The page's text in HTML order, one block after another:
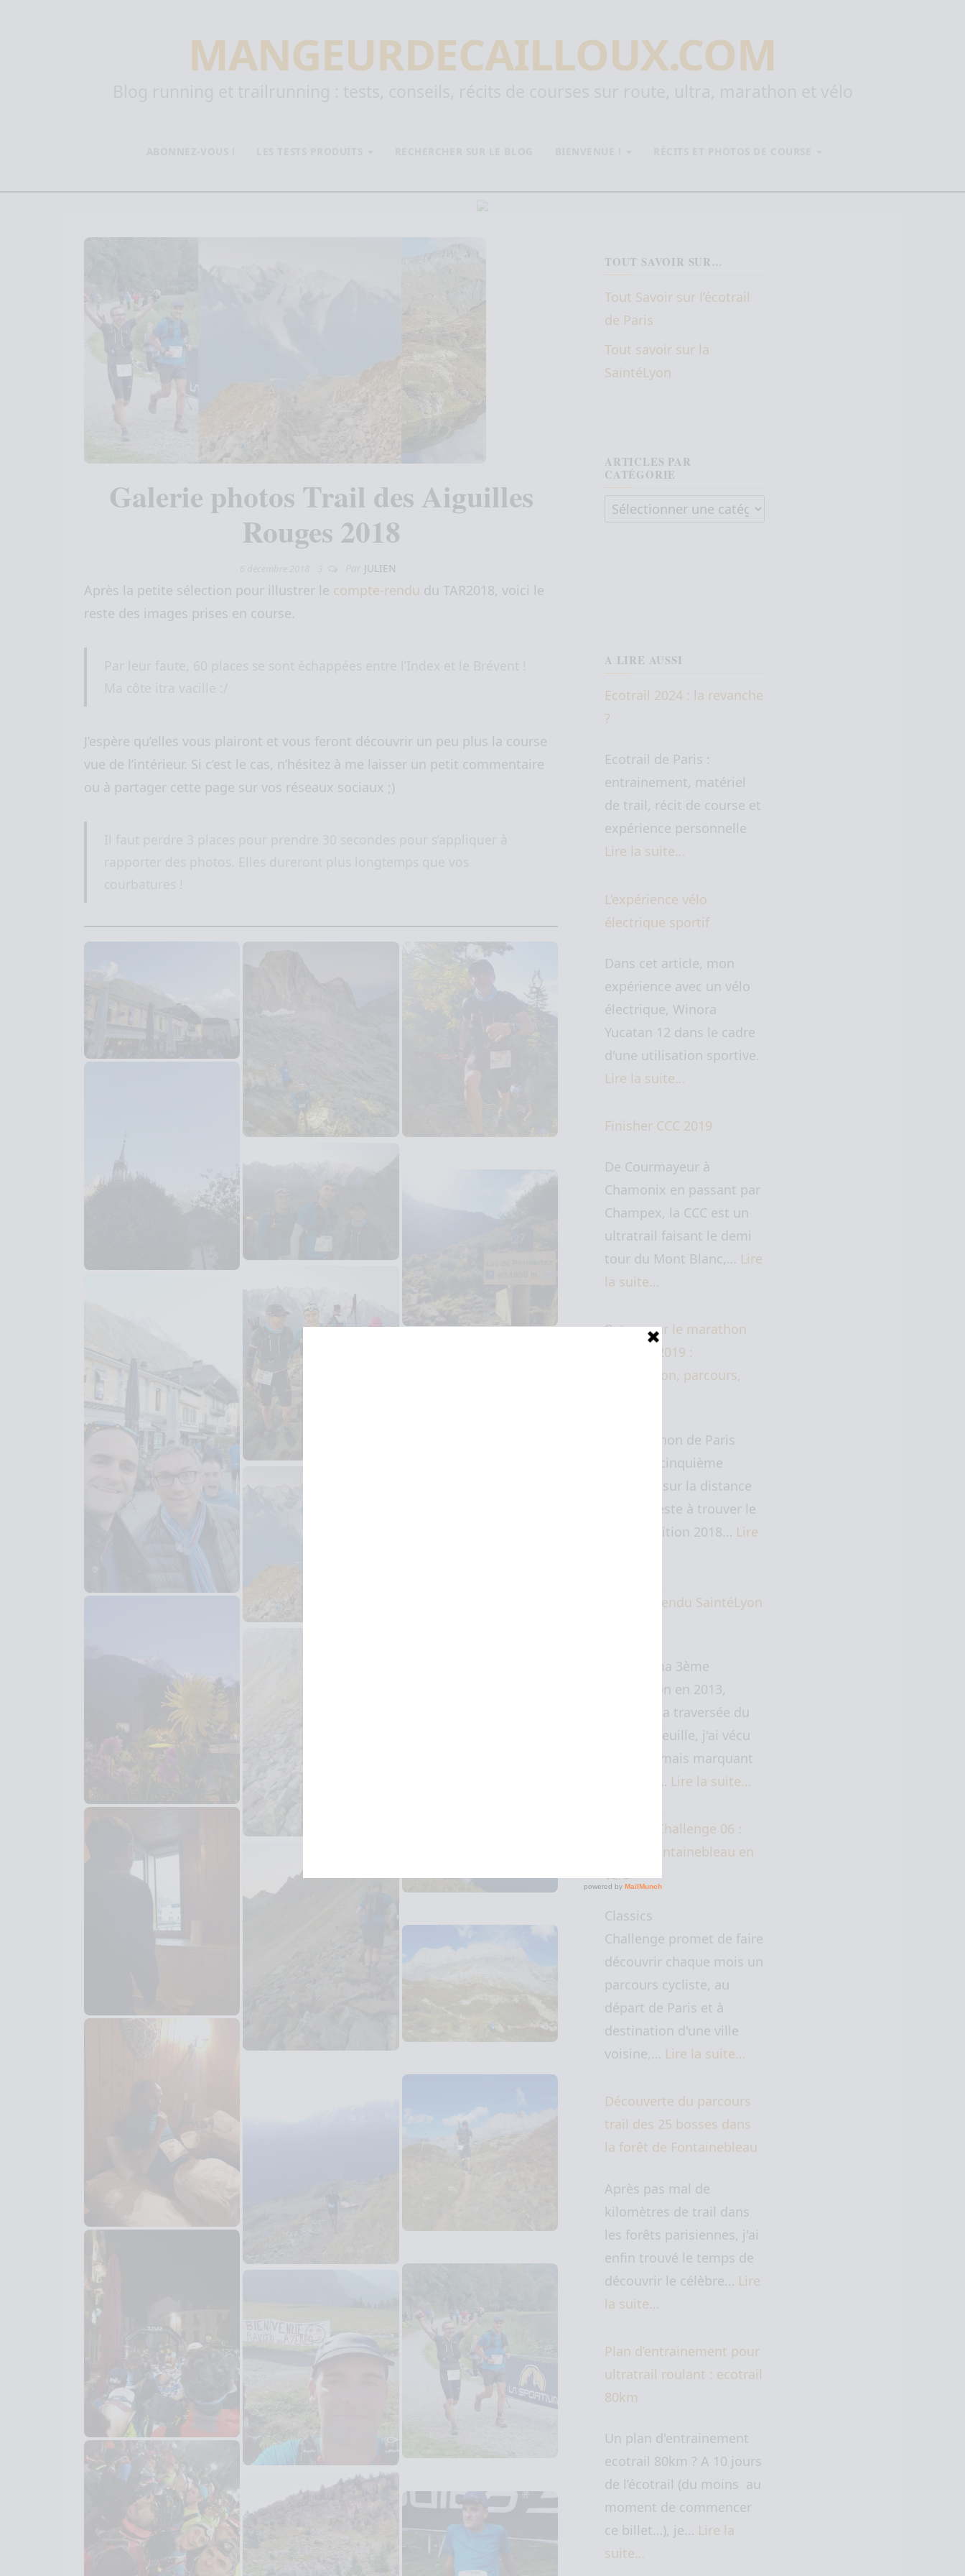
MANGEURDECAILLOUX.COM
Galerie photos Trail des Aiguilles
Rouges 2018
JULIEN
Après la petite sélection pour illustrer le compte-rendu du TAR2018, voici le
reste des images prises en course.
J’espère qu’elles vous plairont et vous feront découvrir un peu plus la course
vue de l’intérieur. Si c’est le cas, n’hésitez à me laisser un petit commentaire
ou à partager cette page sur vos réseaux sociaux ;)
TOUT SAVOIR SUR…
Tout Savoir sur l’écotrail
de Paris
Tout savoir sur la
SaintéLyon
ARTICLES PAR
CATÉGORIE
Articles par catégorie
A LIRE AUSSI
Ecotrail 2024 : la revanche
?
Ecotrail de Paris :
entrainement, matériel
de trail, récit de course et
expérience personnelle
Lire la suite…
L’expérience vélo
électrique sportif
Dans cet article, mon
expérience avec un vélo
électrique, Winora
Yucatan 12 dans le cadre
d'une utilisation sportive.
Lire la suite…
Finisher CCC 2019
De Courmayeur à
Chamonix en passant par
Champex, la CCC est un
ultratrail faisant le demi
tour du Mont Blanc,… Lire
la suite…
Retour sur le marathon
de Paris 2019 :
préparation, parcours,
Ce Marathon de Paris
était ma cinquième
tentative sur la distance
"reine" (reste à trouver le
roi !). L'édition 2018… Lire
Compte rendu SaintéLyon
Lors de ma 3ème
SaintéLyon en 2013,
pendant la traversée du
bois d'Arfeuille, j'ai vécu
un court mais marquant
moment… Lire la suite…
Classics Challenge 06 :
Paris – Fontainebleau en
vélo
Classics
Challenge promet de faire
découvrir chaque mois un
parcours cycliste, au
départ de Paris et à
destination d'une ville
voisine,… Lire la suite…
Découverte du parcours
trail des 25 bosses dans
la forêt de Fontainebleau
Après pas mal de
kilomètres de trail dans
les forêts parisiennes, j'ai
enfin trouvé le temps de
découvrir le célèbre… Lire
la suite…
Plan d’entrainement pour
ultratrail roulant : ecotrail
80km
Un plan d'entrainement
ecotrail 80km ? A 10 jours
de l’écotrail (du moins au
moment de commencer
ce billet…), je… Lire la
suite…